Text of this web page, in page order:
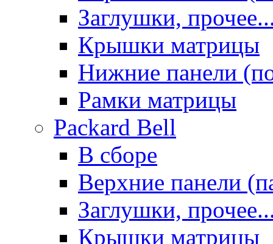
Заглушки,
Крышки матрицы
Нижние панели
Рамки матрицы
Packard Bell
В сборе
Верхние панели
Заглушки,
Крышки матрицы